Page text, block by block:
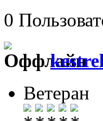
0
kestrel
Ветеран